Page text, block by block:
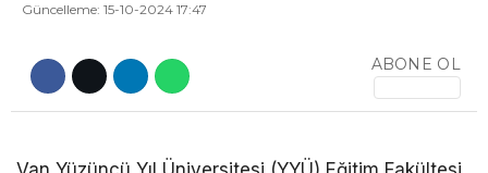
MAGAZIN
DÜNYA
Güncelleme: 15-10-2024 17:47
ABONE OL